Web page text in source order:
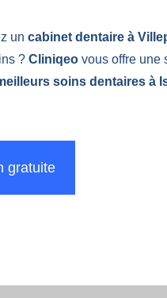
un cabinet dentaire à
? Cliniqeo vous offre une
soins dentaires à
gratuite